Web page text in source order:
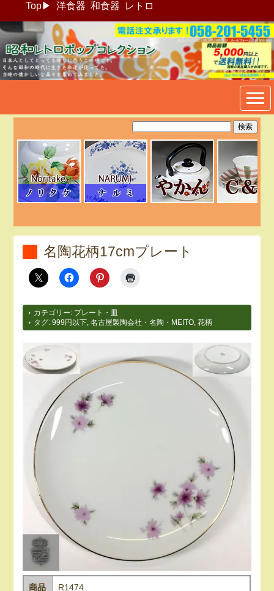
Top▶ 洋食器 和食器 レトロ
昭和レトロポップ食器生活雑
貨通販＠フリマート
名陶花柄17cmプレート
カテゴリー: プレート・皿
タグ:999円以下 ,名古屋製陶会社・名陶・MEITO ,花柄
商品
R1474